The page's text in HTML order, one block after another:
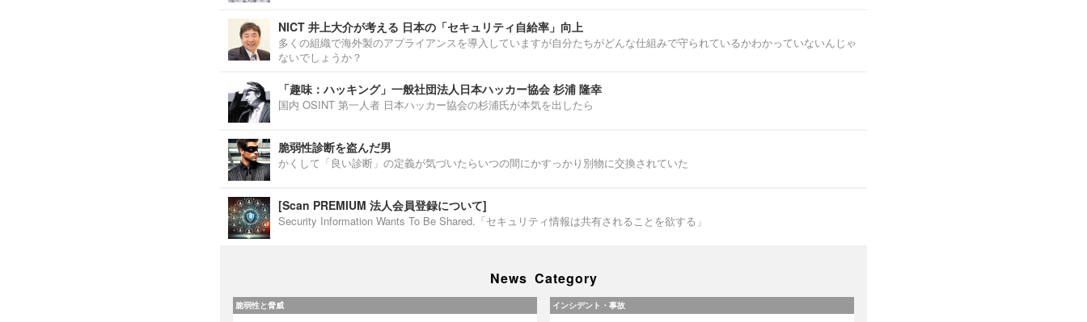
NICT 井上大介が考える 日本の「セキュリティ自給率」向上
多くの組織で海外製のアプライアンスを導入していますが自分たちがどんな仕組みで守られているかわかっていないんじゃ
ないでしょうか？
「趣味：ハッキング」一般社団法人日本ハッカー協会 杉浦 隆幸
国内 OSINT 第一人者 日本ハッカー協会の杉浦氏が本気を出したら
脆弱性診断を盗んだ男
かくして「良い診断」の定義が気づいたらいつの間にかすっかり別物に交換されていた
[Scan PREMIUM 法人会員登録について]
Security Information Wants To Be Shared.「セキュリティ情報は共有されることを欲する」
News Category
脆弱性と脅威 インシデント・事故